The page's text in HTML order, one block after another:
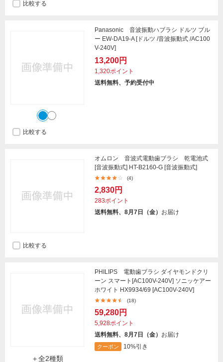
比較する
Panasonic 音波振動ハブラシ ドルツ ブル
ー EW-DA19-A [ドルツ /音波振動式 /AC100
V-240V]
13,200円
1,320ポイント
送料無料、予約受付中
比較する
オムロン 音波式電動歯ブラシ 乾電池式
[音波振動式] HT-B2160-G [音波振動式]
(4)
2,830円
283ポイント
送料無料、8月7日（金） お届け
比較する
＋全2種類
PHILIPS 電動歯ブラシ ダイヤモンドクリ
ーン スマート[AC100V-240V] ソニッケアー
ホワイト HX9934/69 [AC100V-240V]
(18)
59,280円
5,928ポイント
送料無料、8月7日（金） お届け
クーポン 10%引き